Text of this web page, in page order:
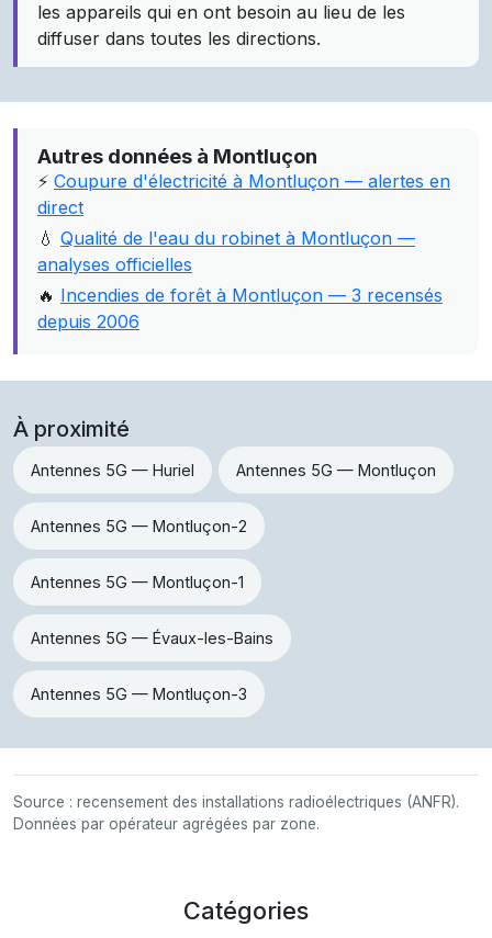
les appareils qui en ont besoin au lieu de les
diffuser dans toutes les directions.
Autres données à Montluçon
⚡ Coupure d'électricité à Montluçon — alertes en
direct
💧 Qualité de l'eau du robinet à Montluçon —
analyses officielles
🔥 Incendies de forêt à Montluçon — 3 recensés
depuis 2006
À proximité
Antennes 5G — Huriel Antennes 5G — Montluçon
Antennes 5G — Montluçon-2
Antennes 5G — Montluçon-1
Antennes 5G — Évaux-les-Bains
Antennes 5G — Montluçon-3
Source : recensement des installations radioélectriques (ANFR).
Données par opérateur agrégées par zone.
Catégories